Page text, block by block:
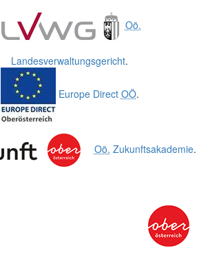
Oö.
Landesverwaltungsgericht.
Europe Direct OÖ.
Oö. Zukunftsakademie.